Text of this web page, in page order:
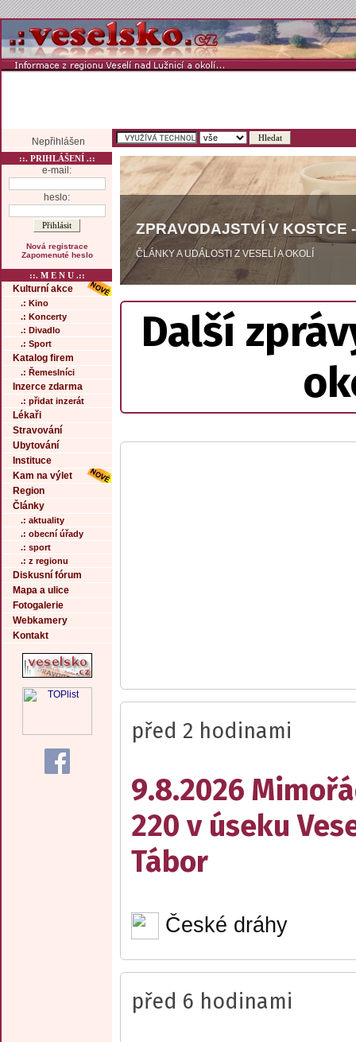
Nepřihlášen
::. PRIHLÁŠENÍ .::
e-mail:
heslo:
Nová registrace
Zapomenuté heslo
::. M E N U .::
Kulturní akce
.: Kino
.: Koncerty
.: Divadlo
.: Sport
Katalog firem
.: Řemeslníci
Inzerce zdarma
.: přidat inzerát
Lékaři
Stravování
Ubytování
Instituce
Kam na výlet
Region
Články
.: aktuality
.: obecní úřady
.: sport
.: z regionu
Diskusní fórum
Mapa a ulice
Fotogalerie
Webkamery
Kontakt
ZPRAVODAJSTVÍ V KOSTCE
ČLÁNKY A UDÁLOSTI Z VESELÍ A OKOLÍ
Další
před 2 hodinami
9.8.2026
220 v úseku
Tábor
České dráhy
před 6 hodinami